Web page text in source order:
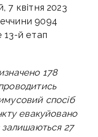
7 квітня 2023
9094
13-й етап
178
спосіб
евакуйовано
залишаються 27